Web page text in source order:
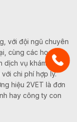
với đội ngũ chuyên
cùng các hoạt
dịch vụ khám, điều
chi phí hợp lý.
hiệu 2VET là đơn
hay công ty con